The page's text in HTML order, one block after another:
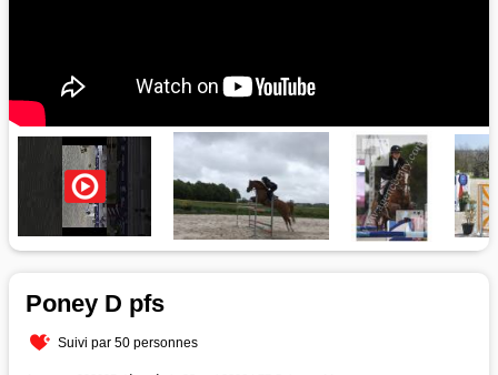
Poney D pfs
Suivi par 50 personnes